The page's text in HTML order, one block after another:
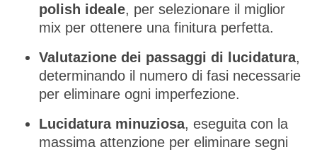
polish ideale, per selezionare il miglior
mix per ottenere una finitura perfetta.
Valutazione dei passaggi di lucidatura,
determinando il numero di fasi necessarie
per eliminare ogni imperfezione.
Lucidatura minuziosa, eseguita con la
massima attenzione per eliminare segni